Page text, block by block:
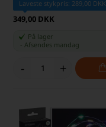
Laveste stykpris: 289,00 DKK
349,00 DKK
På lager
Afsendes mandag
- +